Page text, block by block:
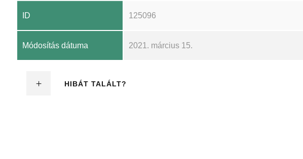
ID 125096
Módosítás dátuma 2021. március 15.
HIBÁT TALÁLT?